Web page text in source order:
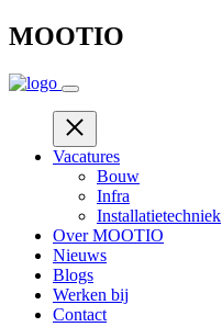
Skip
to
content
MOOTIO
Vacatures
Bouw
Infra
Installatietechniek
Over MOOTIO
Nieuws
Blogs
Werken bij
Contact